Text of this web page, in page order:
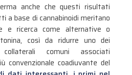
anche che questi risultati
a base di cannabinoidi meritano
e ricerca come alternative o
così da ridurre uno dei
comuni associati
convenzionale coadiuvante del